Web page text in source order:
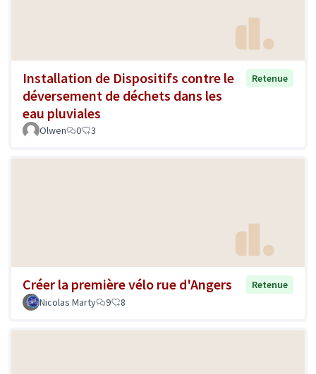
Installation de Dispositifs contre le
déversement de déchets dans les
eau pluviales
Retenue
Olwen 0 3
Créer la première vélo rue d'Angers
Retenue
Nicolas Marty
9 8